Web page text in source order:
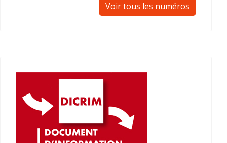
Voir tous les numéros